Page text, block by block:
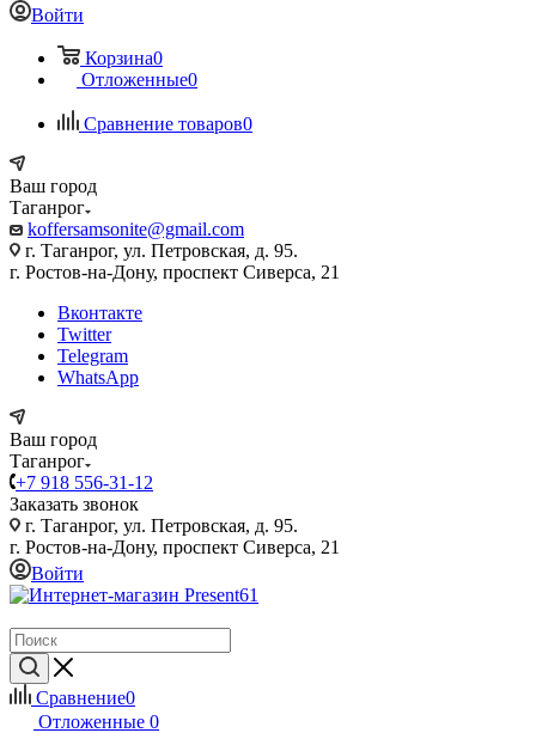
Войти
Корзина0
Отложенные0
Сравнение товаров0
Ваш город
Таганрог
koffersamsonite@gmail.com
г. Таганрог, ул. Петровская, д. 95.
г. Ростов-на-Дону, проспект Сиверса, 21
Вконтакте
Twitter
Telegram
WhatsApp
Ваш город
Таганрог
+7 918 556-31-12
Заказать звонок
г. Таганрог, ул. Петровская, д. 95.
г. Ростов-на-Дону, проспект Сиверса, 21
Войти
Сравнение0
Отложенные 0